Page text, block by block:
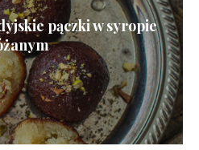
pączki w syropie